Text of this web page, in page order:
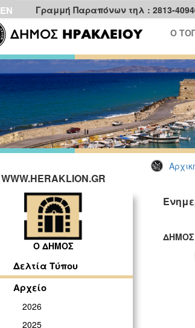
EN Γραμμή Παραπόνων τηλ : 2813-
Ο
WWW.HERAKLION.GR
Ο ΔΗΜΟΣ
Δελτία Τύπου
Αρχείο
2026
2025
ΔΗΜΟΣ